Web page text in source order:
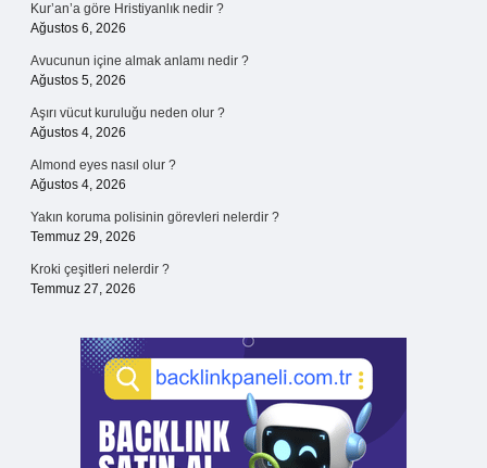
Kur’an’a göre Hristiyanlık nedir ?
Ağustos 6, 2026
Avucunun içine almak anlamı nedir ?
Ağustos 5, 2026
Aşırı vücut kuruluğu neden olur ?
Ağustos 4, 2026
Almond eyes nasıl olur ?
Ağustos 4, 2026
Yakın koruma polisinin görevleri nelerdir ?
Temmuz 29, 2026
Kroki çeşitleri nelerdir ?
Temmuz 27, 2026